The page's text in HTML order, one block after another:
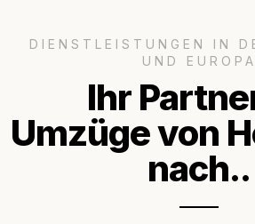
DIENSTLEISTUNGEN IN
UND EUROPA
Ihr
Umzüge von
nach..